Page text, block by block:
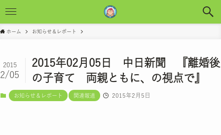
ホーム お知らせ＆レポート
2015年02月05日 中日新聞 『離婚後
の子育て 両親ともに、の視点で』
2015
2/05
お知らせ＆レポート 関連報道 2015年2月5日